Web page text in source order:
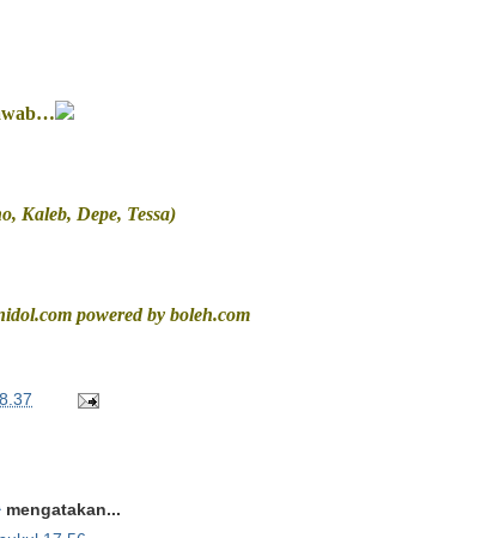
Kaleb, Depe, Tessa)
powered by boleh.com
mengatakan...